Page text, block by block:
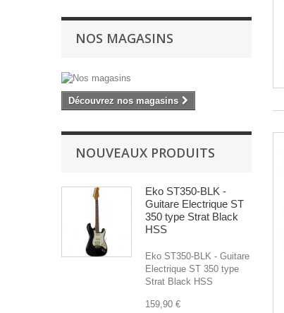
NOS MAGASINS
Découvrez nos magasins
NOUVEAUX PRODUITS
Eko ST350-BLK -
Guitare Electrique ST
350 type Strat Black
HSS
Eko ST350-BLK - Guitare
Electrique ST 350 type
Strat Black HSS
159,90 €